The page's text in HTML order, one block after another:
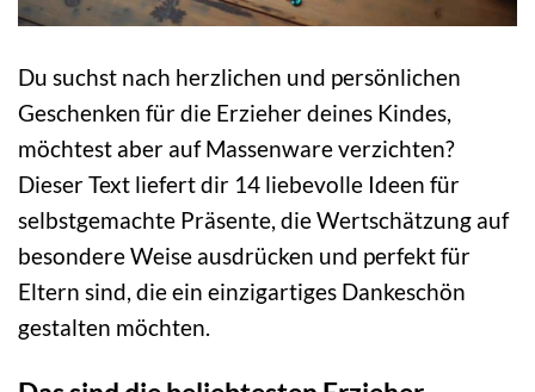
Du suchst nach herzlichen und persönlichen
Geschenken für die Erzieher deines Kindes,
möchtest aber auf Massenware verzichten?
Dieser Text liefert dir 14 liebevolle Ideen für
selbstgemachte Präsente, die Wertschätzung auf
besondere Weise ausdrücken und perfekt für
Eltern sind, die ein einzigartiges Dankeschön
gestalten möchten.